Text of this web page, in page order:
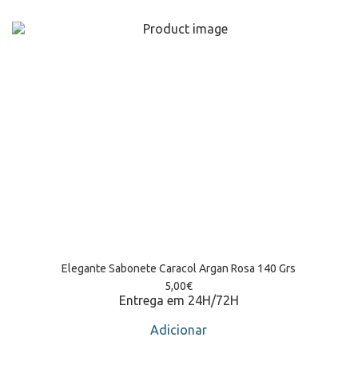
Elegante Sabonete Caracol Argan Rosa 140 Grs
5,00€
Entrega em 24H/72H
Adicionar